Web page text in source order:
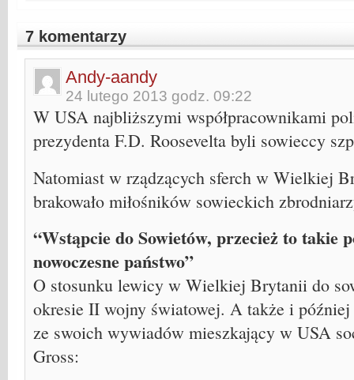
7 komentarzy
Andy-aandy
24 lutego 2013 godz. 09:22
W USA najbliższymi współpracownikami
prezydenta F.D. Roosevelta byli sowieccy
Natomiast w rządzących sferch w Wielkiej
brakowało miłośników sowieckich
“Wstąpcie do Sowietów, przecież to takie
nowoczesne państwo”
O stosunku lewicy w Wielkiej Brytanii do
okresie II wojny światowej. A także i
ze swoich wywiadów mieszkający w USA
Gross: